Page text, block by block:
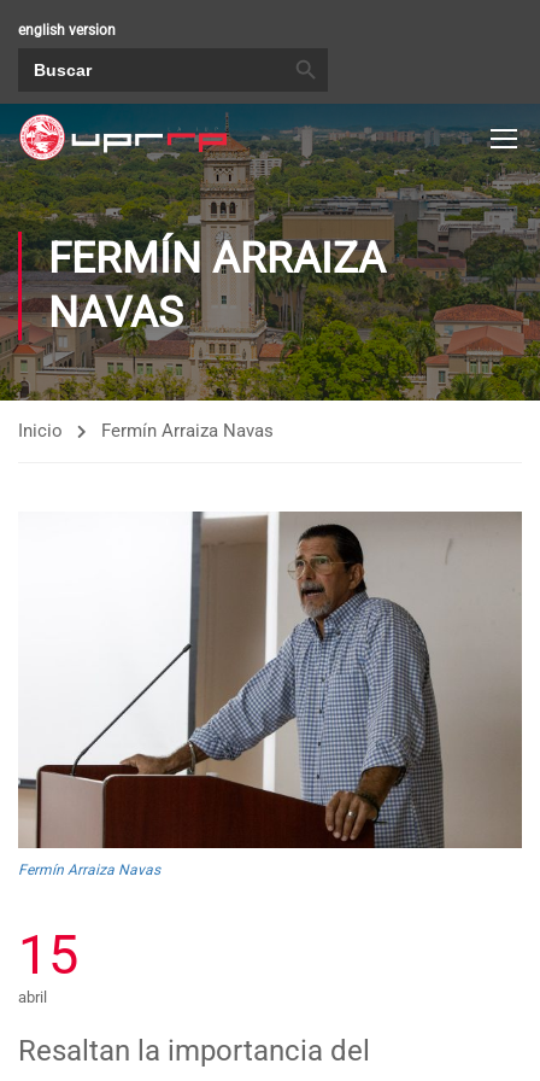
english version
FERMÍN ARRAIZA
NAVAS
Inicio Fermín Arraiza Navas
Fermín Arraiza Navas
15
abril
Resaltan la importancia del